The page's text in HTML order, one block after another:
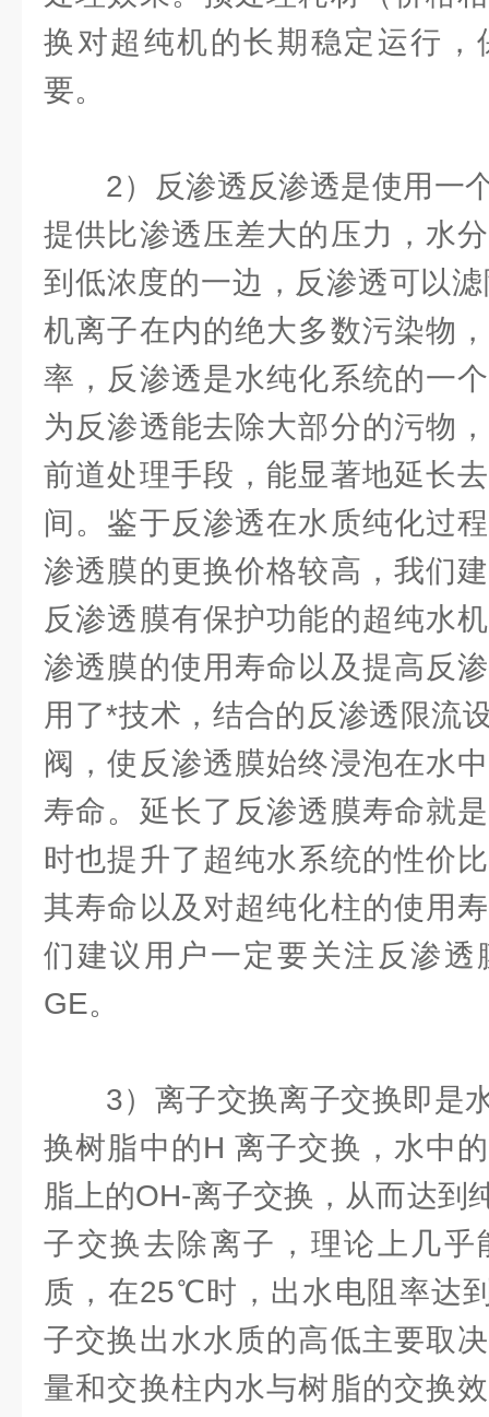
换对超纯机的长期稳定运行，
要。
2）反渗透反渗透是使用一
提供比渗透压差大的压力，水
到低浓度的一边，反渗透可以
机离子在内的绝大多数污染物
率，反渗透是水纯化系统的一
为反渗透能去除大部分的污物
前道处理手段，能显著地延长
间。鉴于反渗透在水质纯化过
渗透膜的更换价格较高，我们
反渗透膜有保护功能的超纯水
渗透膜的使用寿命以及提高反
用了*技术，结合的反渗透限流
阀，使反渗透膜始终浸泡在水
寿命。延长了反渗透膜寿命就
时也提升了超纯水系统的性价
其寿命以及对超纯化柱的使用
们建议用户一定要关注反渗透
GE。
3）离子交换离子交换即是
换树脂中的H 离子交换，水中
脂上的OH-离子交换，从而达到
子交换去除离子，理论上几乎
质，在25℃时，出水电阻率达
子交换出水水质的高低主要取
量和交换柱内水与树脂的交换